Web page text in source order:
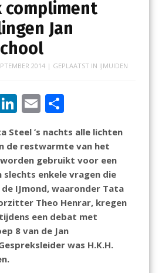
compliment
Jan
2014| GEPLAATST IN IJMUIDEN
Li
k
e
dI
n
E
ai
l
D
e
n
Steel ’s nachts alle lichten
de restwarmte van het
gebruikt voor een
slechts enkele vragen die
IJmond, waaronder Tata
Theo Henrar, kregen
een debat met
8 van de Jan
was H.K.H.